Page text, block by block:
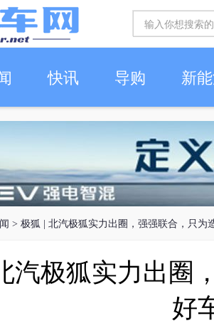
快讯 导购 新
> 极狐 | 北汽极狐实力出圈，强强联合，只为
汽极狐实力出圈
好